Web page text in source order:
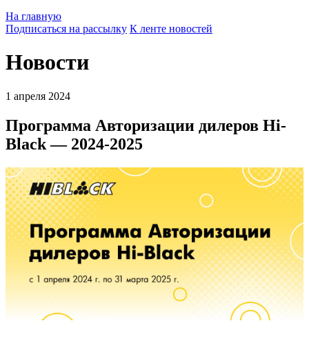
На главную
Подписаться на рассылку К ленте новостей
Новости
1 апреля 2024
Программа Авторизации дилеров Hi-
Black — 2024-2025